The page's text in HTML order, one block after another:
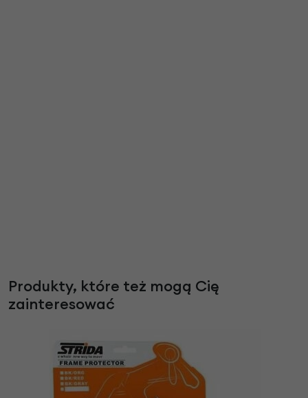
Produkty, które też mogą Cię
zainteresować